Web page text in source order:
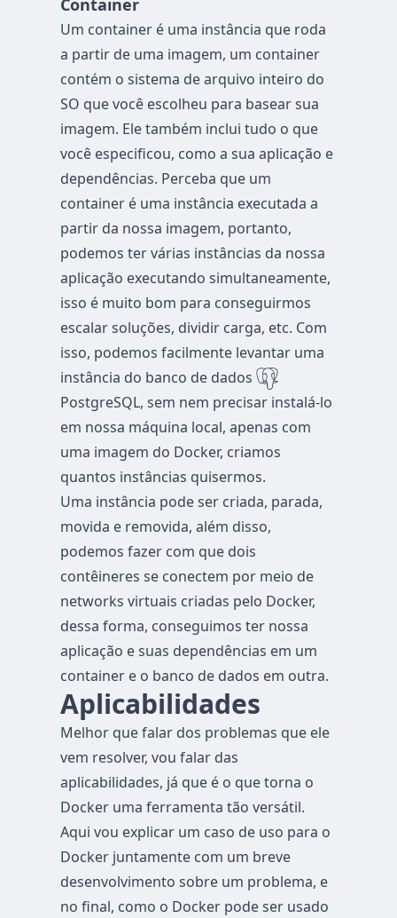
Container
Um container é uma instância que roda
a partir de uma imagem, um container
contém o sistema de arquivo inteiro do
SO que você escolheu para basear sua
imagem. Ele também inclui tudo o que
você especificou, como a sua aplicação e
dependências. Perceba que um
container é uma instância executada a
partir da nossa imagem, portanto,
podemos ter várias instâncias da nossa
aplicação executando simultaneamente,
isso é muito bom para conseguirmos
escalar soluções, dividir carga, etc. Com
isso, podemos facilmente levantar uma
instância do banco de dados
PostgreSQL, sem nem precisar instalá-lo
em nossa máquina local, apenas com
uma imagem do Docker, criamos
quantos instâncias quisermos.
Uma instância pode ser criada, parada,
movida e removida, além disso,
podemos fazer com que dois
contêineres se conectem por meio de
networks virtuais criadas pelo Docker,
dessa forma, conseguimos ter nossa
aplicação e suas dependências em um
container e o banco de dados em outra.
Aplicabilidades
Melhor que falar dos problemas que ele
vem resolver, vou falar das
aplicabilidades, já que é o que torna o
Docker uma ferramenta tão versátil.
Aqui vou explicar um caso de uso para o
Docker juntamente com um breve
desenvolvimento sobre um problema, e
no final, como o Docker pode ser usado